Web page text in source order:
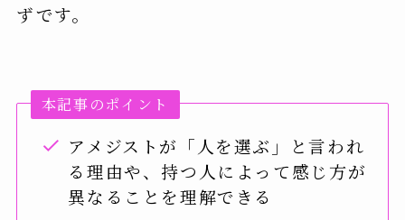
ずです。
本記事のポイント
アメジストが「人を選ぶ」と言われ
る理由や、持つ人によって感じ方が
異なることを理解できる